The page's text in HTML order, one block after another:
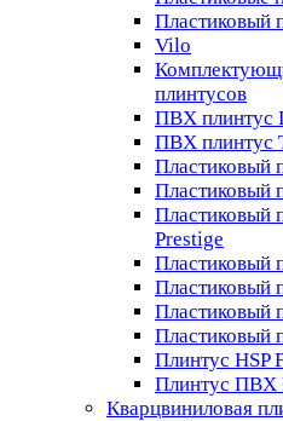
Пластиковый
Vilo
плинтусов
ПВХ плинтус
ПВХ плинтус
Пластиковый
Пластиковый
Пластиковый
Prestige
Пластиковый
Пластиковый
Пластиковый
Пластиковый
Плинтус HSP
Плинтус ПВХ
Кварцвиниловая